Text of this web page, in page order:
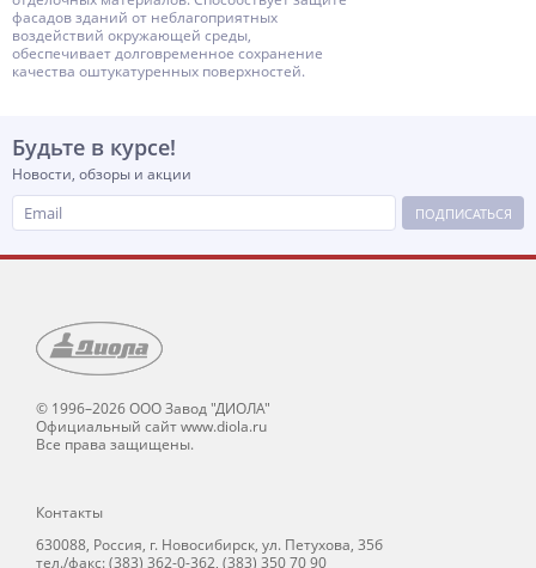
фасадов зданий от неблагоприятных
воздействий окружающей среды,
обеспечивает долговременное сохранение
качества оштукатуренных поверхностей.
Будьте в курсе!
Новости, обзоры и акции
ПОДПИСАТЬСЯ
© 1996–2026 ООО Завод "ДИОЛА"
Официальный сайт www.diola.ru
Все права защищены.
Контакты
630088, Россия, г. Новосибирск, ул. Петухова, 35б
тел./факс: (383) 362-0-362, (383) 350 70 90